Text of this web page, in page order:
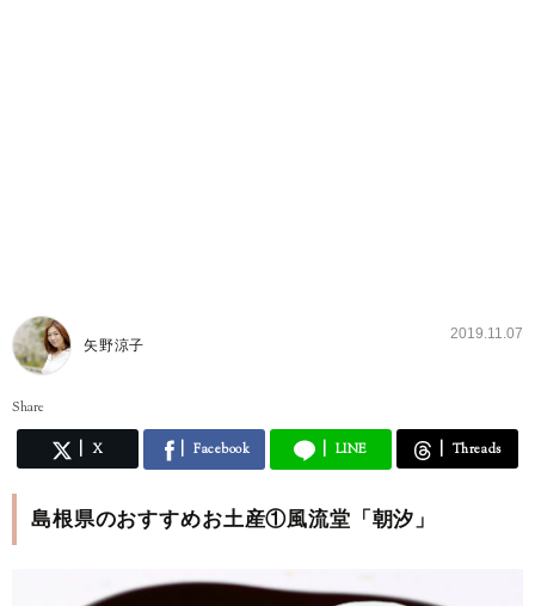
矢野涼子
2019.11.07
Share
X Facebook LINE Threads
島根県のおすすめお土産①風流堂「朝汐」